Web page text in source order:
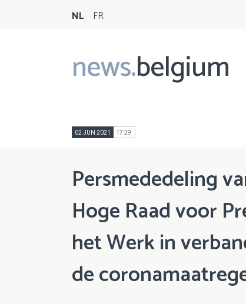
NL FR
news.belgium
Main
navigation
02 JUN 2021 17:29
Persmededeling
Hoge Raad voor
het Werk in
de